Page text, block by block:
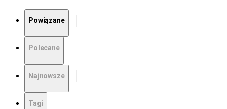
Powiązane
Polecane
Najnowsze
Tagi